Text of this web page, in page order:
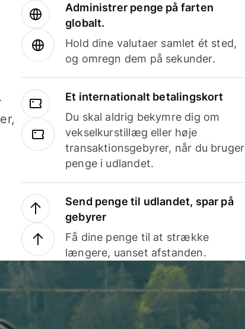
Administrer penge på farten
globalt.
Hold dine valutaer samlet ét sted,
og omregn dem på sekunder.
Et internationalt betalingskort
Du skal aldrig bekymre dig om
vekselkurstillæg eller høje
transaktionsgebyrer, når du bruger
penge i udlandet.
Send penge til udlandet, spar på
gebyrer
Få dine penge til at strække
længere, uanset afstanden.